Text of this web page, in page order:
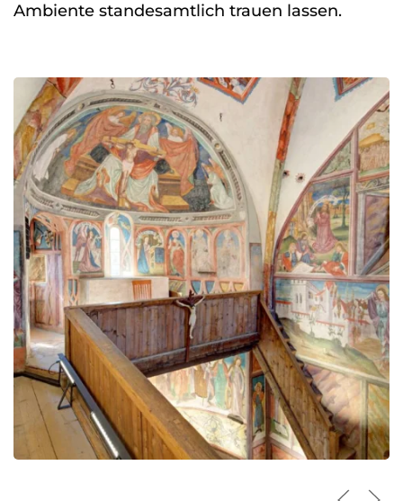
Ambiente standesamtlich trauen lassen.